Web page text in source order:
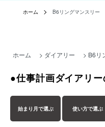
ホーム B6リングマンスリー
ホーム > ダイアリー > B6リ
●仕事計画ダイアリ
始まり月で選ぶ 使い方で選ぶ